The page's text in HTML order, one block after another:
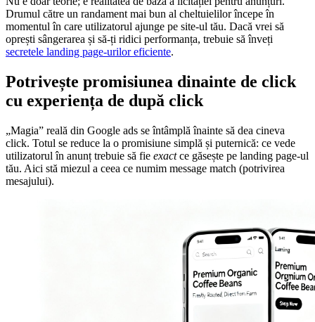
Drumul către un randament mai bun al cheltuielilor începe în
momentul în care utilizatorul ajunge pe site-ul tău. Dacă vrei să
oprești sângerarea și să-ți ridici performanța, trebuie să înveți
secretele landing page-urilor eficiente.
Potrivește promisiunea dinainte de click
cu experiența de după click
„Magia” reală din Google ads se întâmplă înainte să dea cineva
click. Totul se reduce la o promisiune simplă și puternică: ce vede
utilizatorul în anunț trebuie să fie exactce găsește pe landing page-ul
tău. Aici stă miezul a ceea ce numim message match (potrivirea
mesajului).